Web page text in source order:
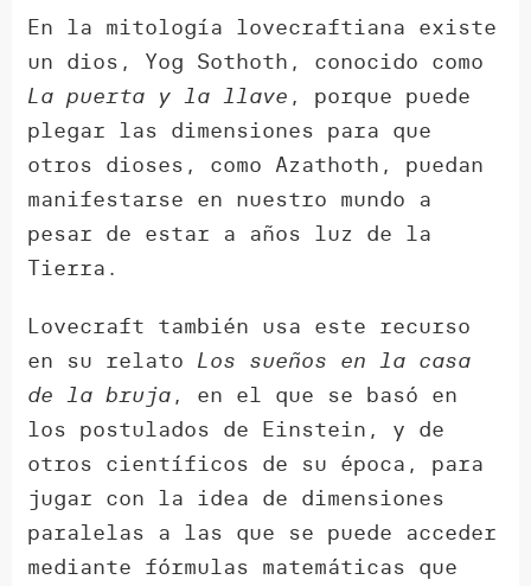
En la mitología lovecraftiana existe
un dios, Yog Sothoth, conocido como
La puerta y la llave , porque puede
plegar las dimensiones para que
otros dioses, como Azathoth, puedan
manifestarse en nuestro mundo a
pesar de estar a años luz de la
Tierra.
Lovecraft también usa este recurso
en su relato Los sueños en la casa
de la bruja, en el que se basó en
los postulados de Einstein, y de
otros científicos de su época, para
jugar con la idea de dimensiones
paralelas a las que se puede acceder
mediante fórmulas matemáticas que